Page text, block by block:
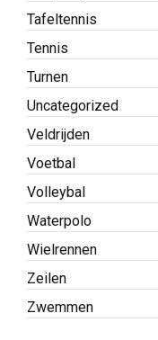
Tafeltennis
Tennis
Turnen
Uncategorized
Veldrijden
Voetbal
Volleybal
Waterpolo
Wielrennen
Zeilen
Zwemmen